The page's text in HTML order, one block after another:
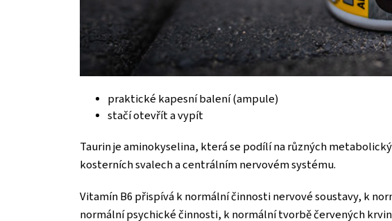
praktické kapesní balení (ampule)
stačí otevřít a vypít
Taurin je aminokyselina, která se podílí na různých
kosterních svalech a centrálním nervovém systému.
Vitamín B6 přispívá k normální činnosti nervové soustavy, k
normální psychické činnosti, k normální tvorbě červených